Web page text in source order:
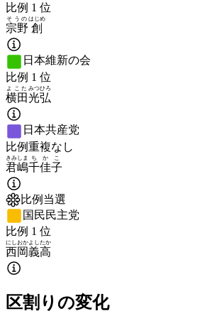
比例 1 位
宗野
そうの
創
はじめ
日本維新の会
比例 1 位
横田
よこた
光弘
みつひろ
日本共産党
比例重複なし
君嶋
きみしま
千佳子
ちかこ
比例当選
国民民主党
比例 1 位
西岡
にしおか
義高
よしたか
区割りの変化